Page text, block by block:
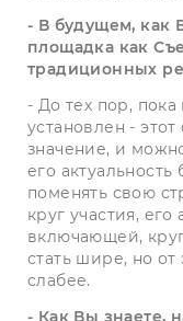
- В будущем, как
площадка как
традиционных
- До тех пор,
установлен -
значение, и
его
поменять свою
круг участия,
включающей,
стать шире, но от
слабее.
- Как Вы знаете,